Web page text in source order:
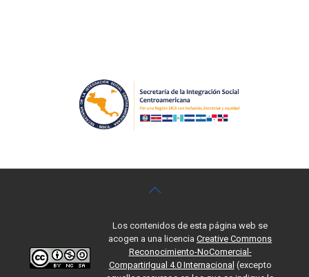
Los contenidos de esta página web se
acogen a una licencia Creative Commons
Reconocimiento-NoComercial-
CompartirIgual 4.0 Internacional (excepto